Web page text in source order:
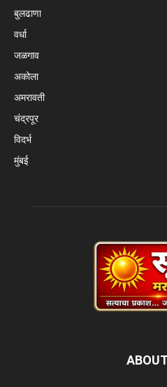
बुलढाणा
वर्धा
जळगाव
अकोला
अमरावती
चंद्रपूर
विदर्भ
मुंबई